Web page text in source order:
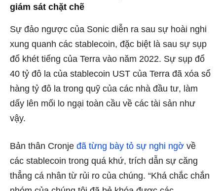
giám sát chặt chẽ
Sự đảo ngược của Sonic diễn ra sau sự hoài nghi
xung quanh các stablecoin, đặc biệt là sau sự sụp
đổ khét tiếng của Terra vào năm 2022. Sự sụp đổ
40 tỷ đô la của stablecoin UST của Terra đã xóa sổ
hàng tỷ đô la trong quỹ của các nhà đầu tư, làm
dấy lên mối lo ngại toàn cầu về các tài sản như
vậy.
Bản thân Cronje đã từng bày tỏ sự nghi ngờ về
các stablecoin trong quá khứ, trích dẫn sự căng
thẳng cá nhân từ rủi ro của chúng. “Khá chắc chắn